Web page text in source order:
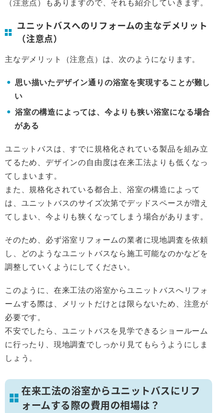
（注意点）もありますので、それも紹介していきます。
ユニットバスへのリフォームの主なデメリット
（注意点）
主なデメリット（注意点）は、次のようになります。
思い描いたデザイン通りの浴室を実現することが難し
い
浴室の構造によっては、今よりも狭い浴室になる場合
がある
ユニットバスは、すでに規格化されている製品を組み立
てるため、デザインの自由度は在来工法よりも低くなっ
てしまいます。
また、規格化されている都合上、浴室の構造によって
は、ユニットバスのサイズ次第でデッドスペースが増え
てしまい、今よりも狭くなってしまう場合があります。
そのため、必ず浴室リフォームの業者に現地調査を依頼
し、どのようなユニットバスなら施工可能なのかなどを
調整していくようにしてください。
このように、在来工法の浴室からユニットバスへリフォ
ームする際は、メリットだけとは限らないため、注意が
必要です。
不安でしたら、ユニットバスを見学できるショールーム
に行ったり、現地調査でしっかり見てもらうようにしま
しょう。
在来工法の浴室からユニットバスにリフ
ォームする際の費用の相場は？